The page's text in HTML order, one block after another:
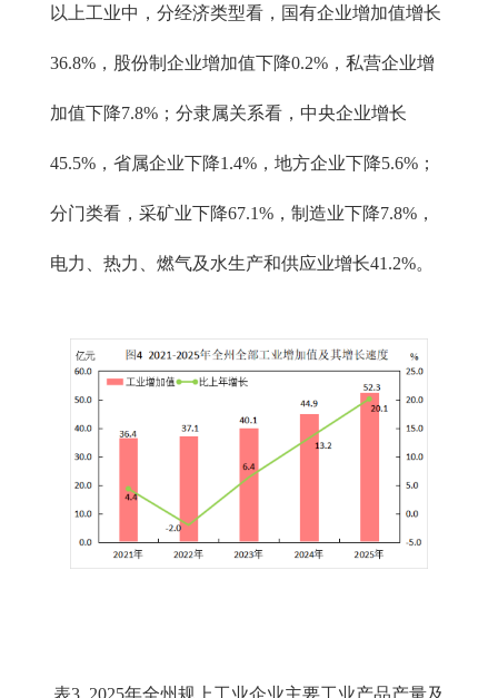
以上工业中，分经济类型看，国有企业增加值增长
36.8%，股份制企业增加值下降0.2%，私营企业增
加值下降7.8%；分隶属关系看，中央企业增长
45.5%，省属企业下降1.4%，地方企业下降5.6%；
分门类看，采矿业下降67.1%，制造业下降7.8%，
电力、热力、燃气及水生产和供应业增长41.2%。
表3 2025年全州规上工业企业主要工业产品产量及